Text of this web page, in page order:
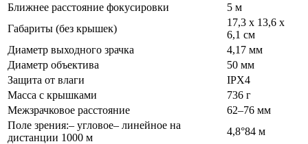
Ближнее расстояние фокусировки
5 м
Габариты (без крышек)
17,3 x 13,6 x
6,1 см
Диаметр выходного зрачка
4,17 мм
Диаметр объектива
50 мм
Защита от влаги
IPX4
Масса с крышками
736 г
Межзрачковое расстояние
62–76 мм
Поле зрения:– угловое– линейное на
дистанции 1000 м
4,8°84 м